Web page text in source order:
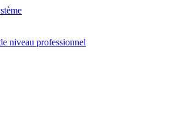
niveau professionnel